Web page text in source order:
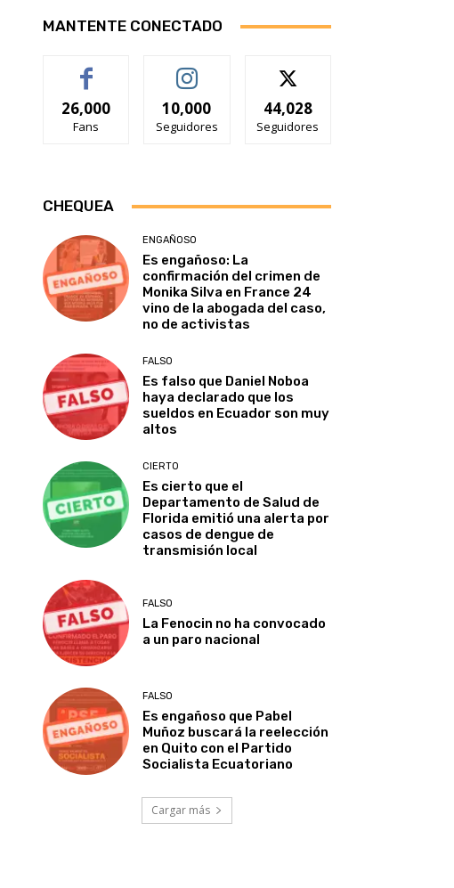
MANTENTE CONECTADO
26,000
Fans
10,000
Seguidores
44,028
Seguidores
CHEQUEA
ENGAÑOSO
Es engañoso: La
confirmación del crimen de
Monika Silva en France 24
vino de la abogada del caso,
no de activistas
FALSO
Es falso que Daniel Noboa
haya declarado que los
sueldos en Ecuador son muy
altos
CIERTO
Es cierto que el
Departamento de Salud de
Florida emitió una alerta por
casos de dengue de
transmisión local
FALSO
La Fenocin no ha convocado
a un paro nacional
FALSO
Es engañoso que Pabel
Muñoz buscará la reelección
en Quito con el Partido
Socialista Ecuatoriano
Cargar más